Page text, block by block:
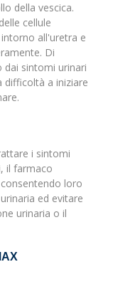
della vescica.
cellule
all'uretra e
Di
dai sintomi urinari
difficoltà a iniziare
i sintomi
il farmaco
loro
ed evitare
urinaria o il